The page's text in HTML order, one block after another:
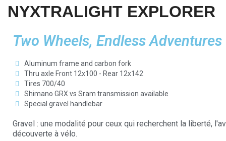
NYXTRALIGHT EXPLORER
Two Wheels, Endless Adventures
Aluminum frame and carbon fork
Thru axle Front 12x100 - Rear 12x142
Tires 700/40
Shimano GRX vs Sram transmission available
Special gravel handlebar
Gravel : une modalité pour ceux qui recherchent la liberté,
découverte à vélo.